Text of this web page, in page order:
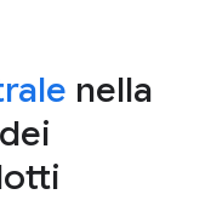
nella